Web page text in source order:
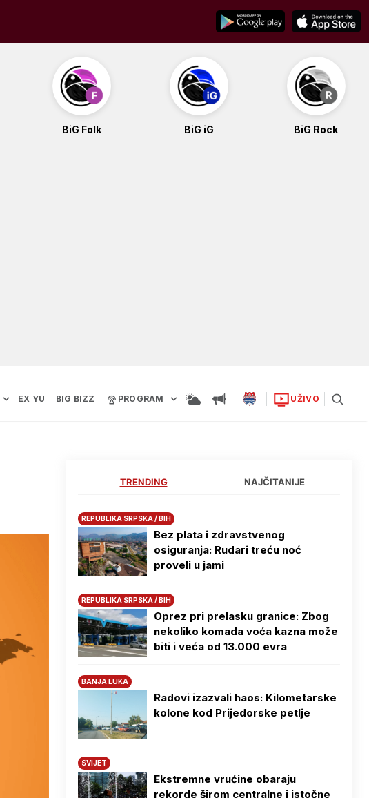
BiG Folk BiG iG BiG Rock
EX YU BIG BIZZ PROGRAM UŽIVO
TRENDING NAJČITANIJE
REPUBLIKA SRPSKA / BIH
Bez plata i zdravstvenog
osiguranja: Rudari treću noć
proveli u jami
REPUBLIKA SRPSKA / BIH
Oprez pri prelasku granice: Zbog
nekoliko komada voća kazna može
biti i veća od 13.000 evra
BANJA LUKA
Radovi izazvali haos: Kilometarske
kolone kod Prijedorske petlje
SVIJET
Ekstremne vrućine obaraju
rekorde širom centralne i istočne